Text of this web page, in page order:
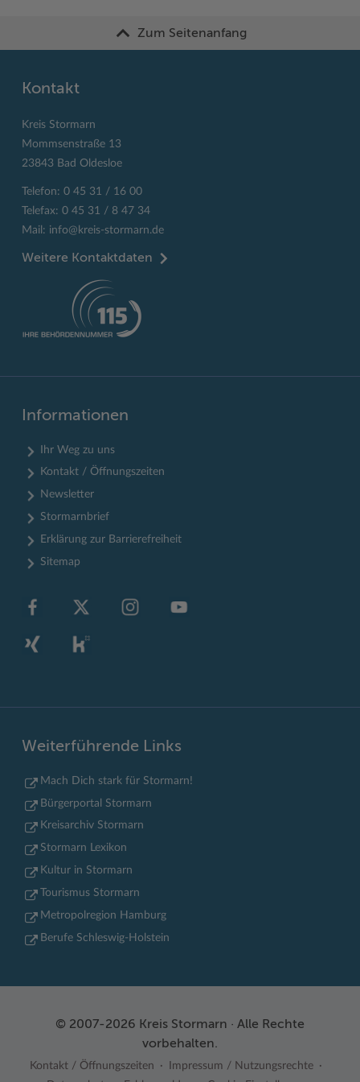
Zum Seitenanfang
Kontakt
Kreis Stormarn
Mommsenstraße 13
23843 Bad Oldesloe
Telefon: 0 45 31 / 16 00
Telefax: 0 45 31 / 8 47 34
Mail: info@kreis-stormarn.de
Weitere Kontaktdaten
Informationen
Ihr Weg zu uns
Kontakt / Öffnungszeiten
Newsletter
Stormarnbrief
Erklärung zur Barrierefreiheit
Sitemap
Weiterführende Links
Mach Dich stark für Stormarn!
Bürgerportal Stormarn
Kreisarchiv Stormarn
Stormarn Lexikon
Kultur in Stormarn
Tourismus Stormarn
Metropolregion Hamburg
Berufe Schleswig-Holstein
© 2007-2026 Kreis Stormarn · Alle Rechte
vorbehalten.
Kontakt / Öffnungszeiten
Impressum / Nutzungsrechte